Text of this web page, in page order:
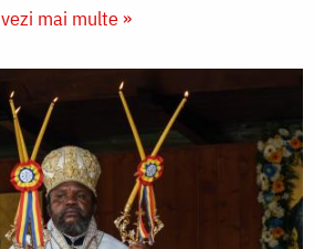
vezi mai multe »